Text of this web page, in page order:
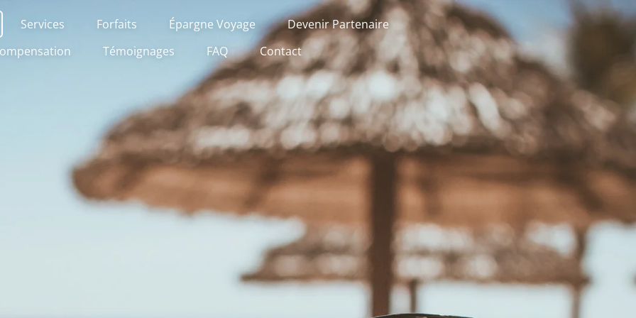
Services Forfaits Épargne Voyage
Devenir Partenaire
Témoignages FAQ Contact